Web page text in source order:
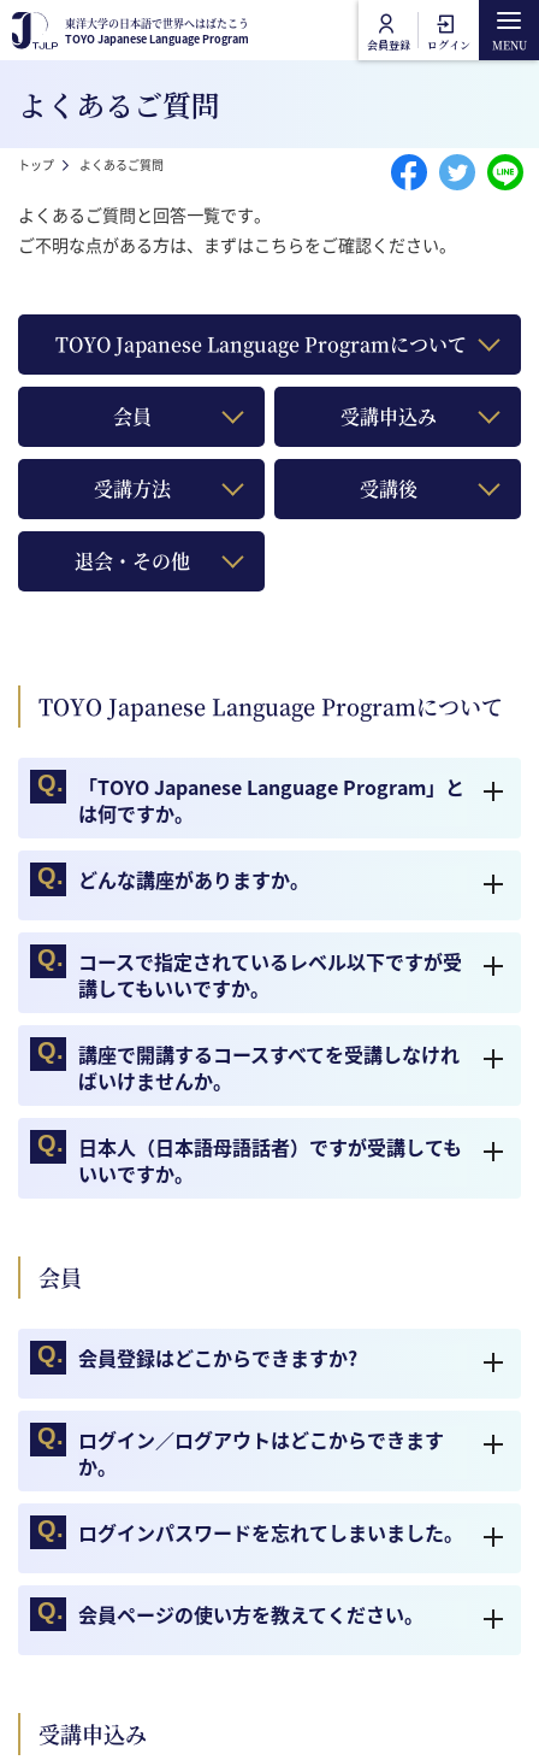
メインコンテンツに移動
東洋大学の日本語で世界へはばたこう
TOYO Japanese Language Program
会員登録 ログイン
東洋大学の日本語で世界へはばたこう
TOYO Japanese Language Program
Main navigation
東洋大学日本語講座
東洋大学一般教養講座
オンライン受講方法
よくあるご質問
お問合せ
よくあるご質問
パンくず
トップ よくあるご質問
よくあるご質問と回答⼀覧です。
ご不明な点がある⽅は、まずはこちらをご確認ください。
TOYO Japanese Language Programについて
会員 受講申込み
受講方法 受講後
退会・その他
TOYO Japanese Language Programについて
「TOYO Japanese Language Program」と
は何ですか。
どんな講座がありますか。
コースで指定されているレベル以下ですが受
講してもいいですか。
講座で開講するコースすべてを受講しなけれ
ばいけませんか。
日本人（日本語母語話者）ですが受講しても
いいですか。
会員
会員登録はどこからできますか?
ログイン／ログアウトはどこからできます
か。
ログインパスワードを忘れてしまいました。
会員ページの使い方を教えてください。
受講申込み